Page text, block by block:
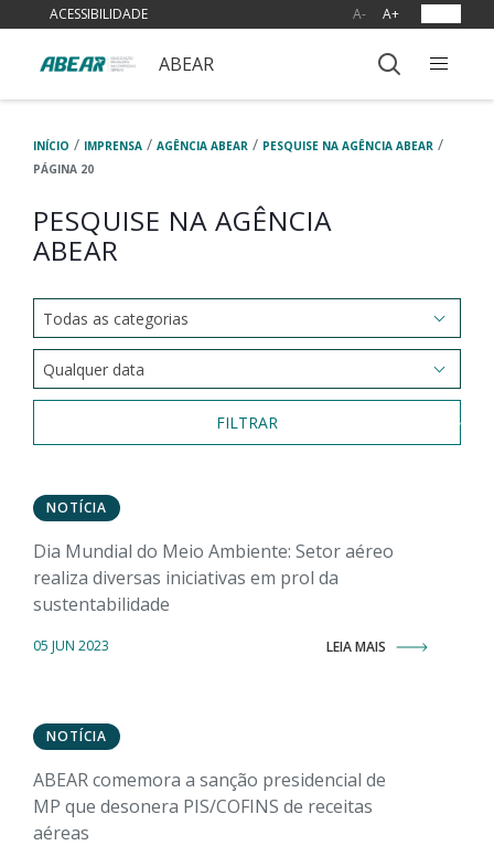
ACESSIBILIDADE A- A+
ABEAR
INÍCIO / IMPRENSA / AGÊNCIA ABEAR / PESQUISE NA AGÊNCIA ABEAR /
PÁGINA 20
PESQUISE NA AGÊNCIA
ABEAR
FILTRAR
NOTÍCIA
Dia Mundial do Meio Ambiente: Setor aéreo
realiza diversas iniciativas em prol da
sustentabilidade
05 JUN 2023 LEIA MAIS
NOTÍCIA
ABEAR comemora a sanção presidencial de
MP que desonera PIS/COFINS de receitas
aéreas